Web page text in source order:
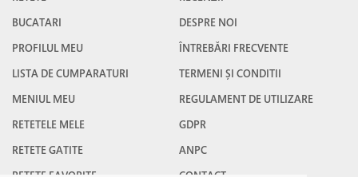
BUCATARI
PROFILUL MEU
LISTA DE CUMPARATURI
MENIUL MEU
RETETELE MELE
RETETE GATITE
DESPRE NOI
ÎNTREBĂRI FRECVENTE
TERMENI ȘI CONDITII
REGULAMENT DE UTILIZARE
GDPR
ANPC